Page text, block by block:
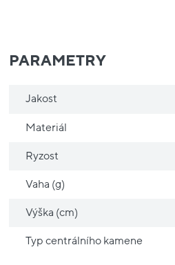
PARAMETRY
Jakost
Materiál
Ryzost
Vaha (g)
Výška (cm)
Typ centrálního kamene